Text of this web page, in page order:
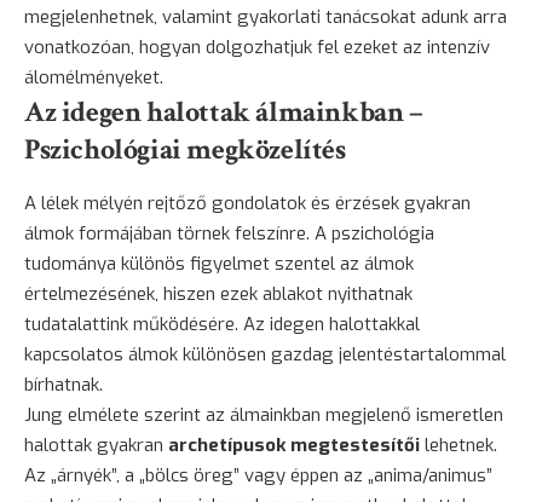
megjelenhetnek, valamint gyakorlati tanácsokat adunk arra
vonatkozóan, hogyan dolgozhatjuk fel ezeket az intenzív
álomélményeket.
Az idegen halottak álmainkban –
Pszichológiai megközelítés
A lélek mélyén rejtőző gondolatok és érzések gyakran
álmok formájában törnek felszínre. A pszichológia
tudománya különös figyelmet szentel az álmok
értelmezésének, hiszen ezek ablakot nyithatnak
tudatalattink működésére. Az idegen halottakkal
kapcsolatos álmok különösen gazdag jelentéstartalommal
bírhatnak.
Jung elmélete szerint az álmainkban megjelenő ismeretlen
halottak gyakran archetípusok megtestesítői lehetnek.
Az „árnyék”, a „bölcs öreg” vagy éppen az „anima/animus”